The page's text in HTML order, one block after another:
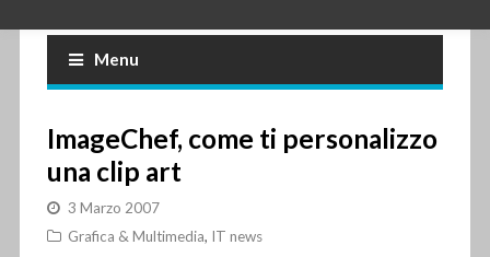
Menu
ImageChef, come ti personalizzo
una clip art
3 Marzo 2007
Grafica & Multimedia, IT news